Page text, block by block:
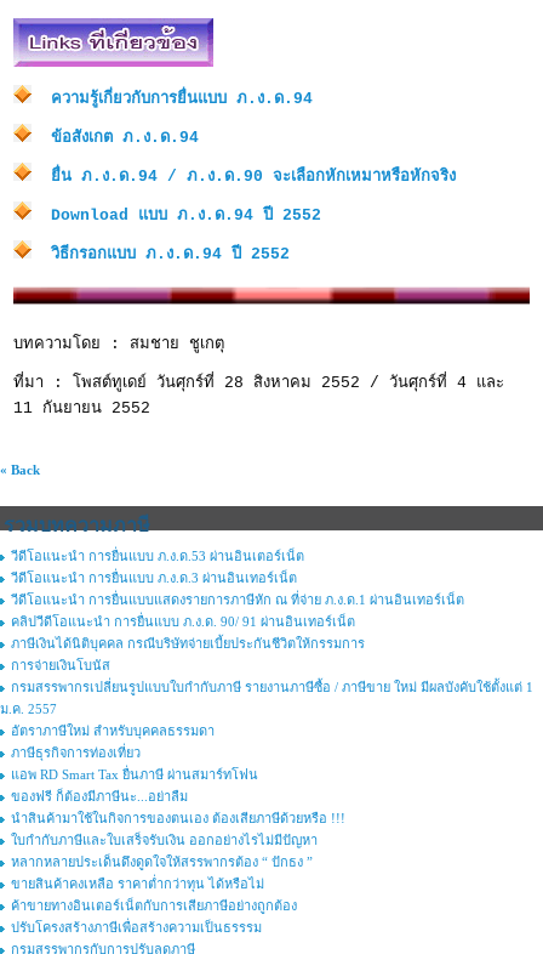
ความรู้เกี่ยวกับการยื่นแบบ ภ.ง.ด.94
ข้อสังเกต ภ.ง.ด.94
ยื่น ภ.ง.ด.94 / ภ.ง.ด.90 จะเลือกหักเหมาหรือหักจริง
Download แบบ ภ.ง.ด.94 ปี 2552
วิธีกรอกแบบ ภ.ง.ด.94 ปี 2552
บทความโดย : สมชาย ชูเกตุ
ที่มา : โพสต์ทูเดย์ วันศุกร์ที่ 28 สิงหาคม 2552 / วันศุกร์ที่ 4 และ
11 กันยายน 2552
« Back
รวมบทความภาษี
วีดีโอแนะนำ การยื่นแบบ ภ.ง.ด.53 ผ่านอินเตอร์เน็ต
วีดีโอแนะนำ การยื่นแบบ ภ.ง.ด.3 ผ่านอินเทอร์เน็ต
วีดีโอแนะนำ การยื่นแบบแสดงรายการภาษีหัก ณ ที่จ่าย ภ.ง.ด.1 ผ่านอินเทอร์เน็ต
คลิปวีดีโอแนะนำ การยื่นแบบ ภ.ง.ด. 90/ 91 ผ่านอินเทอร์เน็ต
ภาษีเงินได้นิติบุคคล กรณีบริษัทจ่ายเบี้ยประกันชีวิตให้กรรมการ
การจ่ายเงินโบนัส
กรมสรรพากรเปลี่ยนรูปแบบใบกํากับภาษี รายงานภาษีซื้อ / ภาษีขาย ใหม่ มีผลบังคับใช้ตั้งแต่ 1
ม.ค. 2557
อัตราภาษีใหม่ สำหรับบุคคลธรรมดา
ภาษีธุรกิจการท่องเที่ยว
แอพ RD Smart Tax ยื่นภาษี ผ่านสมาร์ทโฟน
ของฟรี ก็ต้องมีภาษีนะ...อย่าลืม
นำสินค้ามาใช้ในกิจการของตนเอง ต้องเสียภาษีด้วยหรือ !!!
ใบกำกับภาษีและใบเสร็จรับเงิน ออกอย่างไรไม่มีปัญหา
หลากหลายประเด็นดึงดูดใจให้สรรพากรต้อง “ ปักธง ”
ขายสินค้าคงเหลือ ราคาต่ำกว่าทุน ได้หรือไม่
ค้าขายทางอินเตอร์เน็ตกับการเสียภาษีอย่างถูกต้อง
ปรับโครงสร้างภาษีเพื่อสร้างความเป็นธรรรม
กรมสรรพากรกับการปรับลดภาษี